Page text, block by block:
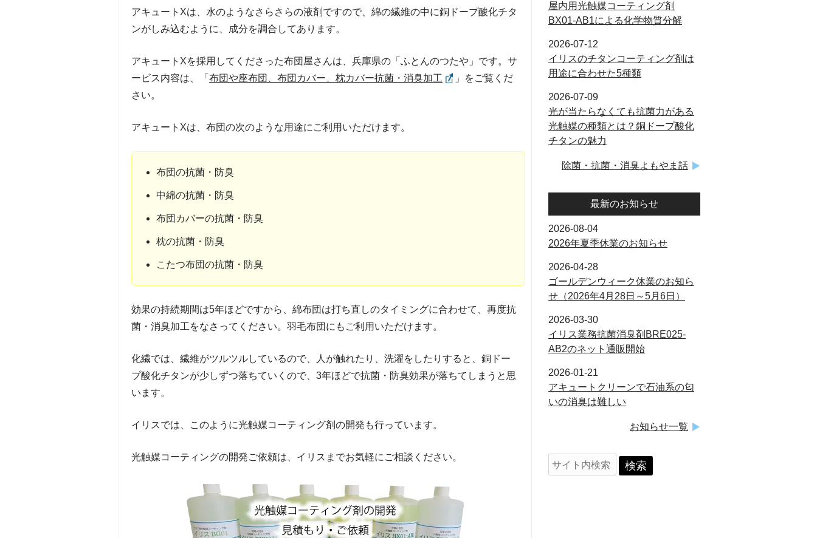
アキュートXは、水のようなさらさらの液剤ですので、綿の繊維の中に銅ドープ酸化チタ
ンがしみ込むように、成分を調合してあります。
アキュートXを採用してくださった布団屋さんは、兵庫県の「ふとんのつたや」です。サ
ービス内容は、「 布団や座布団、布団カバー、枕カバー抗菌・消臭加工
」をご覧くだ
さい。
アキュートXは、布団の次のような用途にご利用いただけます。
布団の抗菌・防臭
中綿の抗菌・防臭
布団カバーの抗菌・防臭
枕の抗菌・防臭
こたつ布団の抗菌・防臭
効果の持続期間は5年ほどですから、綿布団は打ち直しのタイミングに合わせて、再度抗
菌・消臭加工をなさってください。羽毛布団にもご利用いただけます。
化繊では、繊維がツルツルしているので、人が触れたり、洗濯をしたりすると、銅ドー
プ酸化チタンが少しずつ落ちていくので、3年ほどで抗菌・防臭効果が落ちてしまうと思
います。
イリスでは、このように光触媒コーティング剤の開発も行っています。
光触媒コーティングの開発ご依頼は、イリスまでお気軽にご相談ください。
屋内用光触媒コーティング剤
BX01-AB1による化学物質分解
2026-07-12
イリスのチタンコーティング剤は
用途に合わせた5種類
2026-07-09
光が当たらなくても抗菌力がある
光触媒の種類とは？銅ドープ酸化
チタンの魅力
除菌・抗菌・消臭よもやま話
最新のお知らせ
2026-08-04
2026年夏季休業のお知らせ
2026-04-28
ゴールデンウィーク休業のお知ら
せ（2026年4月28日～5月6日）
2026-03-30
イリス業務抗菌消臭剤BRE025-
AB2のネット通販開始
2026-01-21
アキュートクリーンで石油系の匂
いの消臭は難しい
お知らせ一覧